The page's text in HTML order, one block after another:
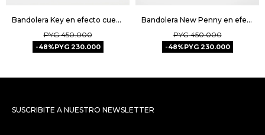
Bandolera Key en efecto cuero graneado - Natural
PYG 450.000
48 PYG 230.000
Bandolera New Penny en efecto cuero zaffiano - Azul
PYG 450.000
48 PYG 230.000
SUSCRIBITE A NUESTRO NEWSLETTER